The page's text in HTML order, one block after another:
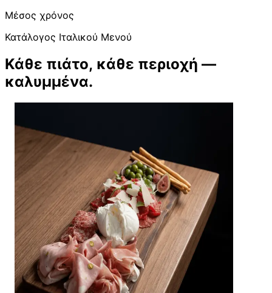
Μέσος χρόνος
Κατάλογος Ιταλικού Μενού
Κάθε πιάτο, κάθε περιοχή —
καλυμμένα.